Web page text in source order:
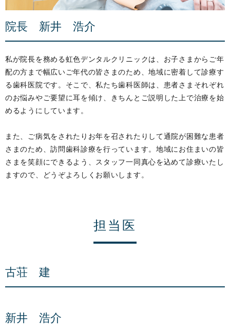
院長 新井 浩介
私が院長を務める虹色デンタルクリニックは、お子さまからご年
配の方まで幅広いご年代の皆さまのため、地域に密着して診療す
る歯科医院です。そこで、私たち歯科医師は、患者さまそれぞれ
のお悩みやご要望に耳を傾け、きちんとご説明した上で治療を始
めるようにしています。
また、ご病気をされたりお年を召されたりして通院が困難な患者
さまのため、訪問歯科診療を行っています。地域にお住まいの皆
さまを笑顔にできるよう、スタッフ一同真心を込めて診療いたし
ますので、どうぞよろしくお願いします。
担当医
古荘 建
新井 浩介